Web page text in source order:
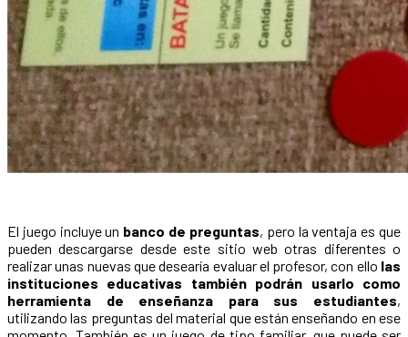
El juego incluye un banco de preguntas, pero la ventaja es que
pueden descargarse desde este sitio web otras diferentes o
realizar unas nuevas que desearía evaluar el profesor, con ello las
instituciones educativas también podrán usarlo como
herramienta de enseñanza para sus estudiantes,
utilizando las preguntas del material que están enseñando en ese